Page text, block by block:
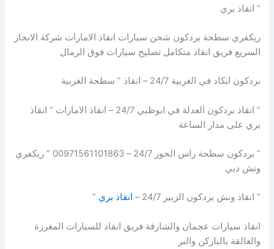
” انقاذ بري
ريكفري سطحة بردكون شحن سيارات انقاذ الامارات شركة الانجاز
السريع فريق انقاذ متكامل تصليح سيارات فوق الرمال
بردكون ايكاد في الغربية 24/7 – انقاذ ” سطحة الغربية
” انقاذ بردكون العدلة في ابوظبي 24/7 – انقاذ الامارات ” انقاذ
بري على مدار الساعة
” بردكون سطحة راس الخور 24/7 – 00971561101863 ” ريكفري
ونش دبي
” انقاذ ونش بردكون الزبير 24/7 – انقاذ بري “
انقاذ سيارات عجمان والشارقة فريق انقاذ للسيارات المغرزة
والعالقة بالباركن والبر